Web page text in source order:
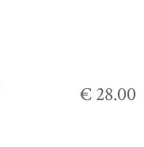
€ 28.00